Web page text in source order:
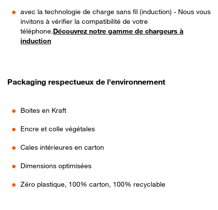
avec la technologie de charge sans fil (induction) - Nous vous
invitons à vérifier la compatibilité de votre
téléphone.Découvrez notre gamme de chargeurs à
induction
Packaging respectueux de l'environnement
Boites en Kraft
Encre et colle végétales
Cales intérieures en carton
Dimensions optimisées
Zéro plastique, 100% carton, 100% recyclable